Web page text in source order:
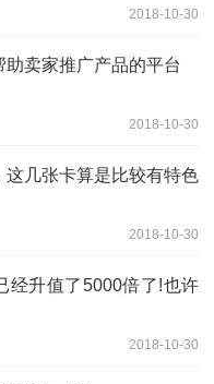
2018-10-30
卖家推广产品的平台
2018-10-30
这几张卡算是比较有特色
2018-10-30
经升值了5000倍了!也许
2018-10-30